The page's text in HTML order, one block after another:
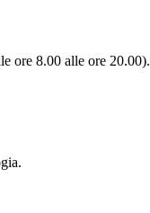
ore 8.00 alle ore 20.00).